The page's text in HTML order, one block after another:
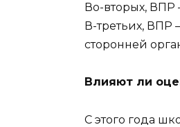
Во-вторых, ВПР
В-третьих, ВПР
сторонней
Влияют ли
С этого года